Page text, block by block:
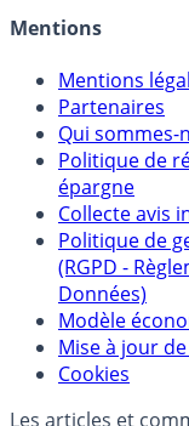
Mentions
Partenaires
Qui sommes-
Politique de
épargne
Collecte avis
Politique de
(RGPD -
Données)
Modèle
Mise à jour
Cookies